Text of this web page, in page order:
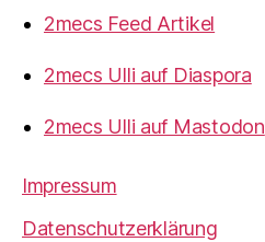
2mecs Feed Artikel
2mecs Ulli auf Diaspora
2mecs Ulli auf Mastodon
Impressum
Datenschutzerklärung